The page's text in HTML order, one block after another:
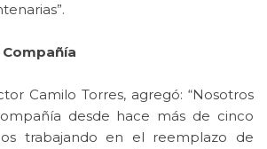
Camilo Torres, agregó: “Nosotros
desde hace más de cinco
trabajando en el reemplazo de